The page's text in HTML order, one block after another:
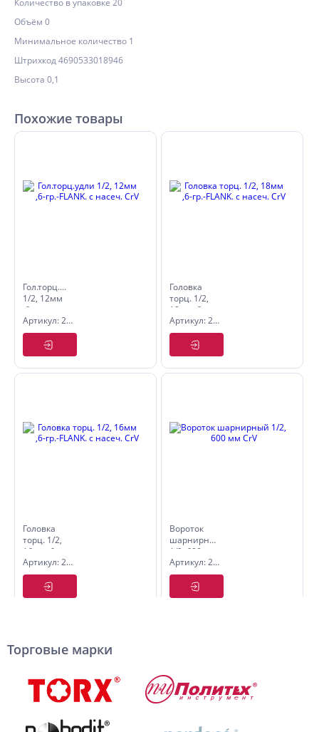
Количество в упаковке 20
Объём 0
Минимальное количество 1
Штрихкод 4690533018946
Высота 0,1
Похожие товары
Гол.торц.удли
1/2, 12мм
,6-гр.-
FLANK. с
насеч. CrV
Артикул: 2844512
Головка
торц. 1/2,
18мм ,6-
гр.-FLANK.
с насеч.
Артикул: 2843518
Головка
торц. 1/2,
16мм ,6-
гр.-FLANK.
с насеч.
Артикул: 2843516
Вороток
шарнирный
1/2, 600 мм
CrV
Артикул: 2845560
Торговые марки